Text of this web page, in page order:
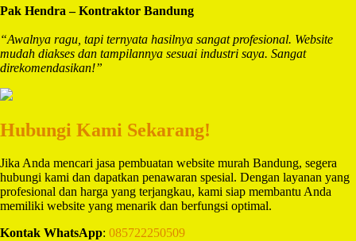
Pak Hendra – Kontraktor Bandung
“Awalnya ragu, tapi ternyata hasilnya sangat profesional. Website
mudah diakses dan tampilannya sesuai industri saya. Sangat
direkomendasikan!”
Hubungi Kami Sekarang!
Jika Anda mencari jasa pembuatan website murah Bandung, segera
hubungi kami dan dapatkan penawaran spesial. Dengan layanan yang
profesional dan harga yang terjangkau, kami siap membantu Anda
memiliki website yang menarik dan berfungsi optimal.
Kontak WhatsApp: 085722250509